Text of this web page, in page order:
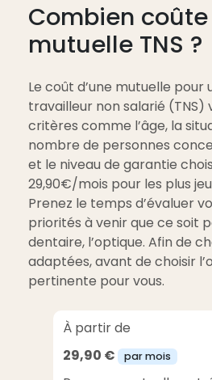
Combien
mutuelle TNS ?
Le coût d’une mutuelle pour
travailleur non salarié (TNS)
critères comme l’âge, la
nombre de personnes
et le niveau de garantie
29,90€/mois pour les plus
Prenez le temps d’évaluer
priorités à venir que ce soit
dentaire, l’optique. Afin de
adaptées, avant de choisir
pertinente pour vous.
À partir de
29,90 €
par mois